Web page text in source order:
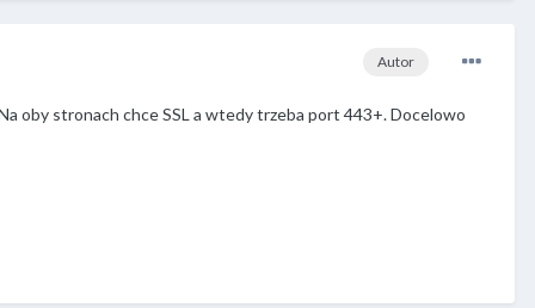
Autor
oby stronach chce SSL a wtedy trzeba port 443+. Docelowo